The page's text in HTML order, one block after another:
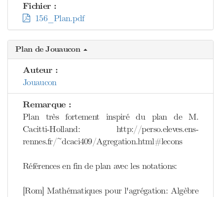
Fichier :
156_Plan.pdf
Plan de Jouaucon
Auteur :
Jouaucon
Remarque :
Plan très fortement inspiré du plan de M.
Cacitti-Holland: http://perso.eleves.ens-
rennes.fr/~dcaci409/Agregation.html#lecons
Références en fin de plan avec les notations:
[Rom] Mathématiques pour l'agrégation: Algèbre